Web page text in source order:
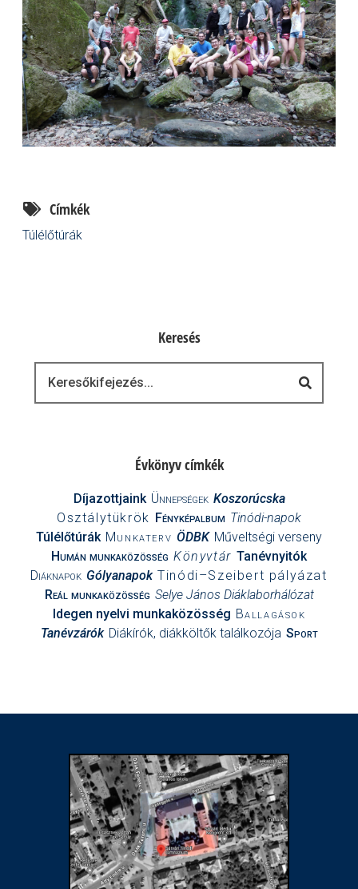
Címkék
Túlélőtúrák
Keresés
Évkönyv címkék
Díjazottjaink Ünnepségek Koszorúcska
Osztálytükrök Fényképalbum Tinódi-napok
Túlélőtúrák Munkaterv ÖDBK Műveltségi verseny
Humán munkaközösség Könyvtár Tanévnyitók
Diáknapok Gólyanapok Tinódi–Szeibert pályázat
Reál munkaközösség Selye János Diáklaborhálózat
Idegen nyelvi munkaközösség Ballagások
Tanévzárók Diákírók, diákköltők találkozója Sport